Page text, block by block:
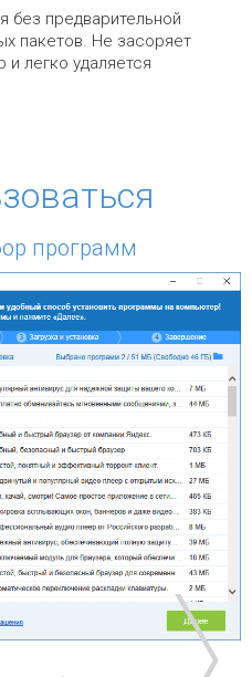
без предварительной
пакетов. Не засоряет
легко удаляется
программ